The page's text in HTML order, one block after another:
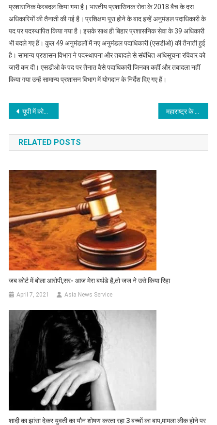
प्रशासनिक फेरबदल किया गया है। भारतीय प्रशासिनक सेवा के 2018 बैच के दस
अधिकारियों की तैनाती की गई है। प्रशिक्षण पूरा होने के बाद इन्हें अनुमंडल पदाधिकारी के
पद पर पदस्थापित किया गया है। इसके साथ ही बिहार प्रशासनिक सेवा के 39 अधिकारी
भी बदले गए हैं। कुल 49 अनुमंडलों में नए अनुमंडल पदाधिकारी (एसडीओ) की तैनाती हुई
है। सामान्य प्रशासन विभाग ने पदस्थापना और तबादले से संबंधित अधिसूचना रविवार को
जारी कर दी। एसडीओ के पद पर तैनात वैसे पदाधिकारी जिनका कहीं और तबादला नहीं
किया गया उन्हें सामान्य प्रशासन विभाग में योगदान के निर्देश दिए गए हैं।
Post
navigation
यूपी में कोरोना वायरस से 59 और लोगों की मौत
RELATED POSTS
जब कोर्ट में बोला आरोपी,सर- आज मेरा बर्थडे है,तो जज ने उसे किया रिहा
April 7, 2021 Asia News Service
शादी का झांसा देकर युवती का यौन शोषण करता रहा 3 बच्चों का बाप,मामला लीक होने पर